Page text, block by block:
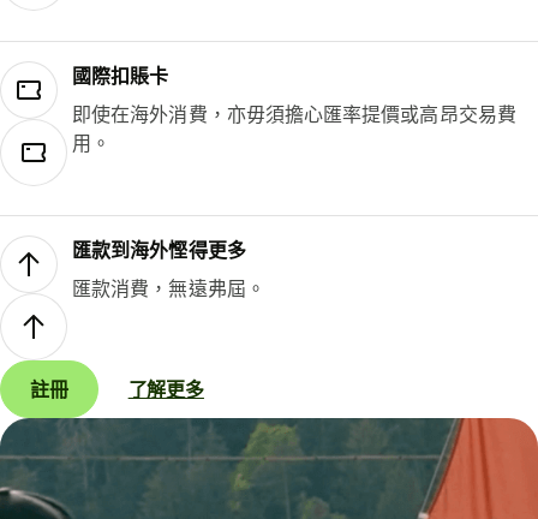
國際扣賬卡
即使在海外消費，亦毋須擔心匯率提價或高昂交易費
用。
匯款到海外慳得更多
匯款消費，無遠弗屆。
註冊 了解更多